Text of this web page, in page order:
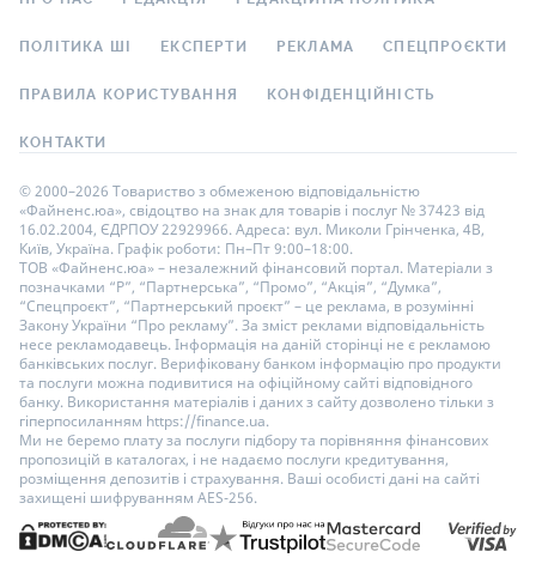
ПОЛІТИКА ШІ ЕКСПЕРТИ РЕКЛАМА СПЕЦПРОЄКТИ
ПРАВИЛА КОРИСТУВАННЯ КОНФІДЕНЦІЙНІСТЬ
КОНТАКТИ
© 2000–2026 Товариство з обмеженою відповідальністю
«Файненс.юа», свідоцтво на знак для товарів і послуг № 37423 від
16.02.2004, ЄДРПОУ 22929966. Адреса: вул. Миколи Грінченка, 4В,
Київ, Україна. Графік роботи: Пн–Пт 9:00–18:00.
ТОВ «Файненс.юа» – незалежний фінансовий портал. Матеріали з
позначками “Р”, “Партнерська”, “Промо”, “Акція”, “Думка”,
“Спецпроєкт”, “Партнерський проєкт” – це реклама, в розумінні
Закону України “Про рекламу”. За зміст реклами відповідальність
несе рекламодавець. Інформація на даній сторінці не є рекламою
банківських послуг. Верифіковану банком інформацію про продукти
та послуги можна подивитися на офіційному сайті відповідного
банку. Використання матеріалів і даних з сайту дозволено тільки з
гіперпосиланням https://finance.ua.
Ми не беремо плату за послуги підбору та порівняння фінансових
пропозицій в каталогах, і не надаємо послуги кредитування,
розміщення депозитів і страхування. Ваші особисті дані на сайті
захищені шифруванням AES-256.